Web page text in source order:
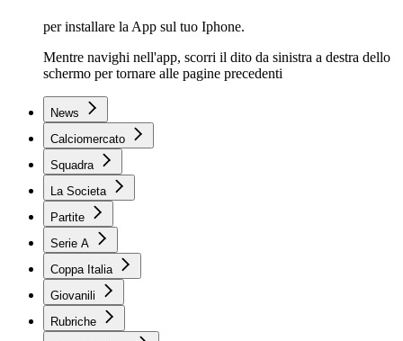
per installare la App sul tuo Iphone.
Mentre navighi nell'app, scorri il dito da sinistra a destra dello
schermo per tornare alle pagine precedenti
News
Calciomercato
Squadra
La Societa
Partite
Serie A
Coppa Italia
Giovanili
Rubriche